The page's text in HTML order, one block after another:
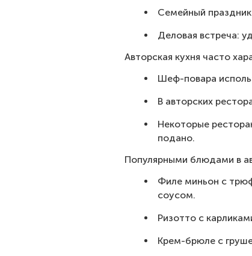
Семейный
Деловая встреча:
Авторская кухня часто
Шеф-повара
В авторских
Некоторые
подано.
Популярными блюдами в
Филе миньон с
соусом.
Ризотто с
Крем-брюле с